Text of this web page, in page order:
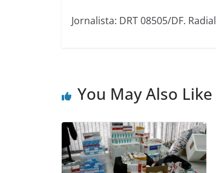
Jornalista: DRT 08505/DF.
You May Also Like